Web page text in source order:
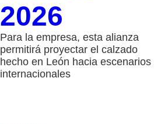
2026
Para la empresa, esta alianza
permitirá proyectar el calzado
hecho en León hacia escenarios
internacionales